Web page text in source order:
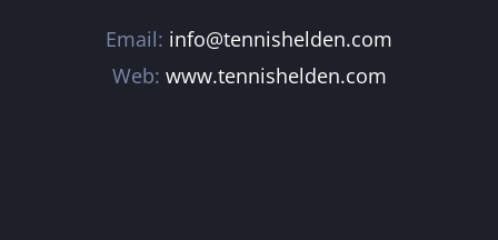
Email: info@tennishelden.com
Web: www.tennishelden.com